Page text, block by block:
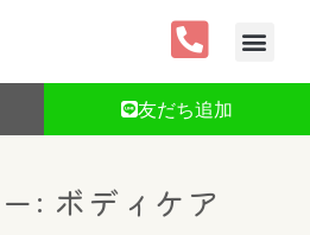
友だち追加
: ボディケア